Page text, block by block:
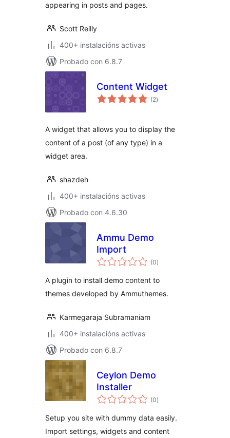
appearing in posts and pages.
Scott Reilly
400+ instalacións activas
Probado con 6.8.7
Content Widget
(2valoracións
totais
)
A widget that allows you to display the
content of a post (of any type) in a
widget area.
shazdeh
400+ instalacións activas
Probado con 4.6.30
Ammu Demo
Import
(0valoracións
totais
)
A plugin to install demo content to
themes developed by Ammuthemes.
Karmegaraja Subramaniam
400+ instalacións activas
Probado con 6.8.7
Ceylon Demo
Installer
(0valoracións
totais
)
Setup you site with dummy data easily.
Import settings, widgets and content